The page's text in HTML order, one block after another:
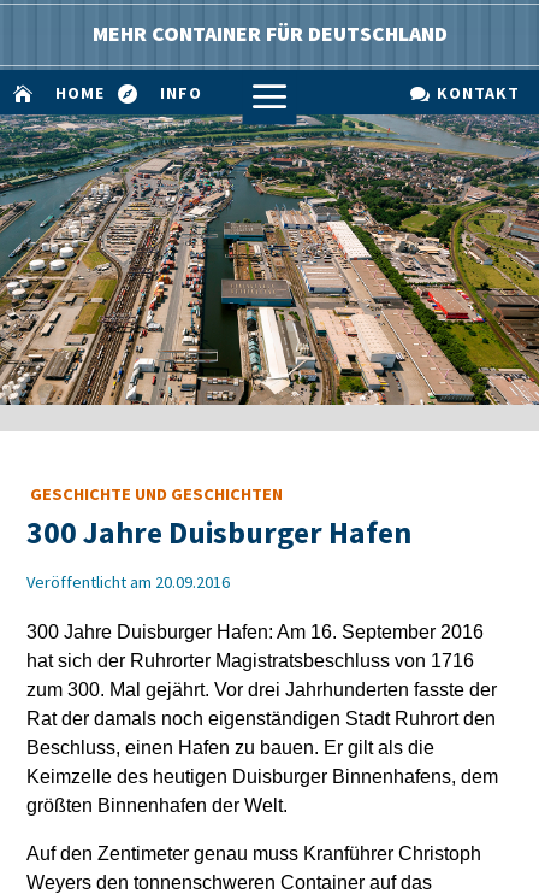
MEHR CONTAINER FÜR DEUTSCHLAND
 HOME  INFO a  KONTAKT
GESCHICHTE UND GESCHICHTEN
300 Jahre Duisburger Hafen
Veröffentlicht am 20.09.2016
300 Jahre Duisburger Hafen: Am 16. September 2016
hat sich der Ruhrorter Magistratsbeschluss von 1716
zum 300. Mal gejährt. Vor drei Jahrhunderten fasste der
Rat der damals noch eigenständigen Stadt Ruhrort den
Beschluss, einen Hafen zu bauen. Er gilt als die
Keimzelle des heutigen Duisburger Binnenhafens, dem
größten Binnenhafen der Welt.
Auf den Zentimeter genau muss Kranführer Christoph
Weyers den tonnenschweren Container auf das